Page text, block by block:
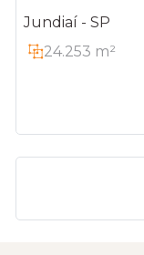
Jundiaí - SP
24.253 m²